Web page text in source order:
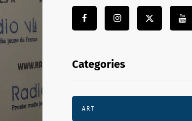
Categories
ART